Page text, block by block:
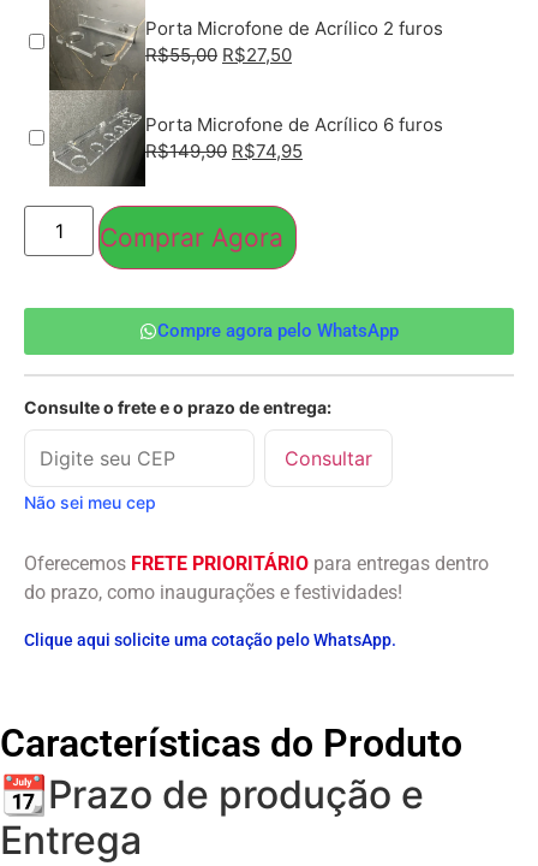
Porta Microfone de Acrílico 2 furos
R$55,00 R$27,50
Porta Microfone de Acrílico 6 furos
R$149,90 R$74,95
Comprar Agora
Compre agora pelo WhatsApp
Consulte o frete e o prazo de entrega:
Consultar
Não sei meu cep
Oferecemos FRETE PRIORITÁRIO para entregas dentro
do prazo, como inaugurações e festividades!
Clique aqui solicite uma cotação pelo WhatsApp.
Características do Produto
📆Prazo de produção e
Entrega